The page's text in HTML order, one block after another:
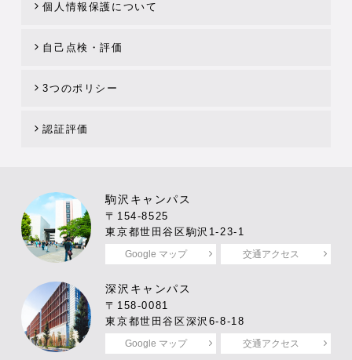
個人情報保護について
自己点検・評価
3つのポリシー
認証評価
駒沢キャンパス
〒154-8525
東京都世田谷区駒沢1-23-1
Google マップ 交通アクセス
深沢キャンパス
〒158-0081
東京都世田谷区深沢6-8-18
Google マップ 交通アクセス